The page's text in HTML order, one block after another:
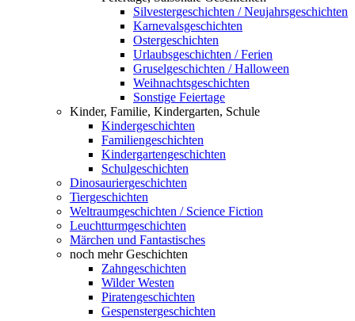
Silvestergeschichten / Neujahrsgeschichten
Karnevalsgeschichten
Ostergeschichten
Urlaubsgeschichten / Ferien
Gruselgeschichten / Halloween
Weihnachtsgeschichten
Sonstige Feiertage
Kinder, Familie, Kindergarten, Schule
Kindergeschichten
Familiengeschichten
Kindergartengeschichten
Schulgeschichten
Dinosauriergeschichten
Tiergeschichten
Weltraumgeschichten / Science Fiction
Leuchtturmgeschichten
Märchen und Fantastisches
noch mehr Geschichten
Zahngeschichten
Wilder Westen
Piratengeschichten
Gespenstergeschichten